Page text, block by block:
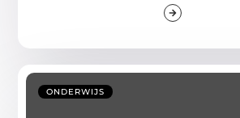
ONDERWIJS